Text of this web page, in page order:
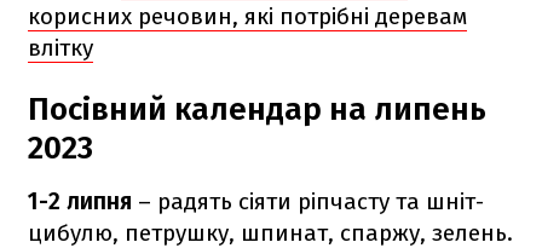
корисних речовин, які потрібні деревам
влітку
Посівний календар на липень
2023
1-2 липня – радять сіяти ріпчасту та шніт-
цибулю, петрушку, шпинат, спаржу, зелень.